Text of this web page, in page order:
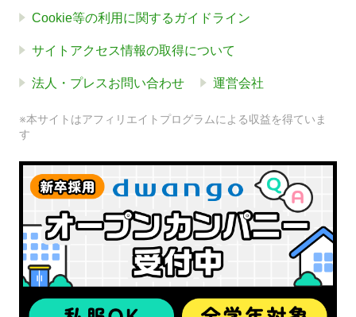
Cookie等の利用に関するガイドライン
サイトアクセス情報の取得について
法人・プレスお問い合わせ 運営会社
※本サイトはアフィリエイトプログラムによる収益を得ていま
す